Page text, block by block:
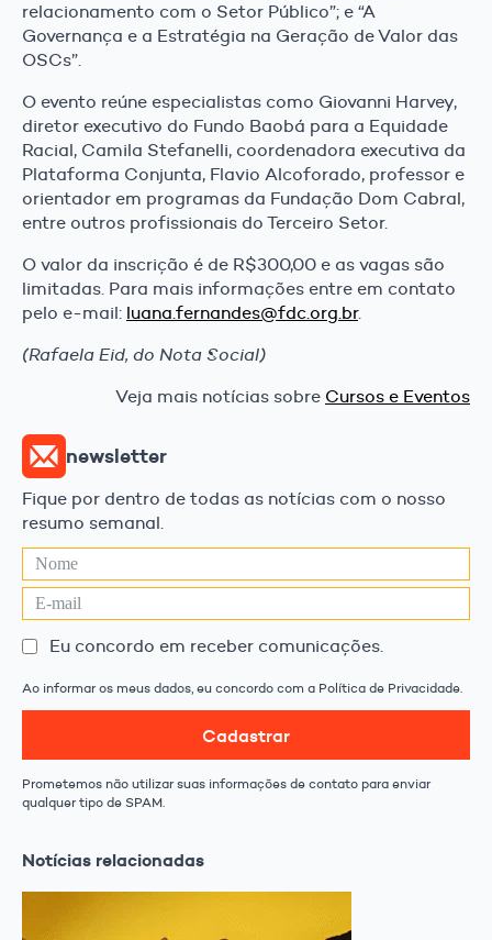
relacionamento com o Setor Público”; e “A
Governança e a Estratégia na Geração de Valor das
OSCs”.
O evento reúne especialistas como Giovanni Harvey,
diretor executivo do Fundo Baobá para a Equidade
Racial, Camila Stefanelli, coordenadora executiva da
Plataforma Conjunta, Flavio Alcoforado, professor e
orientador em programas da Fundação Dom Cabral,
entre outros profissionais do Terceiro Setor.
O valor da inscrição é de R$300,00 e as vagas são
limitadas. Para mais informações entre em contato
pelo e-mail: luana.fernandes@fdc.org.br.
(Rafaela Eid, do Nota Social)
Veja mais notícias sobre Cursos e Eventos
newsletter
Fique por dentro de todas as notícias com o nosso
resumo semanal.
Eu concordo em receber comunicações.
Ao informar os meus dados, eu concordo com a Política de Privacidade.
Cadastrar
Prometemos não utilizar suas informações de contato para enviar
qualquer tipo de SPAM.
Notícias relacionadas